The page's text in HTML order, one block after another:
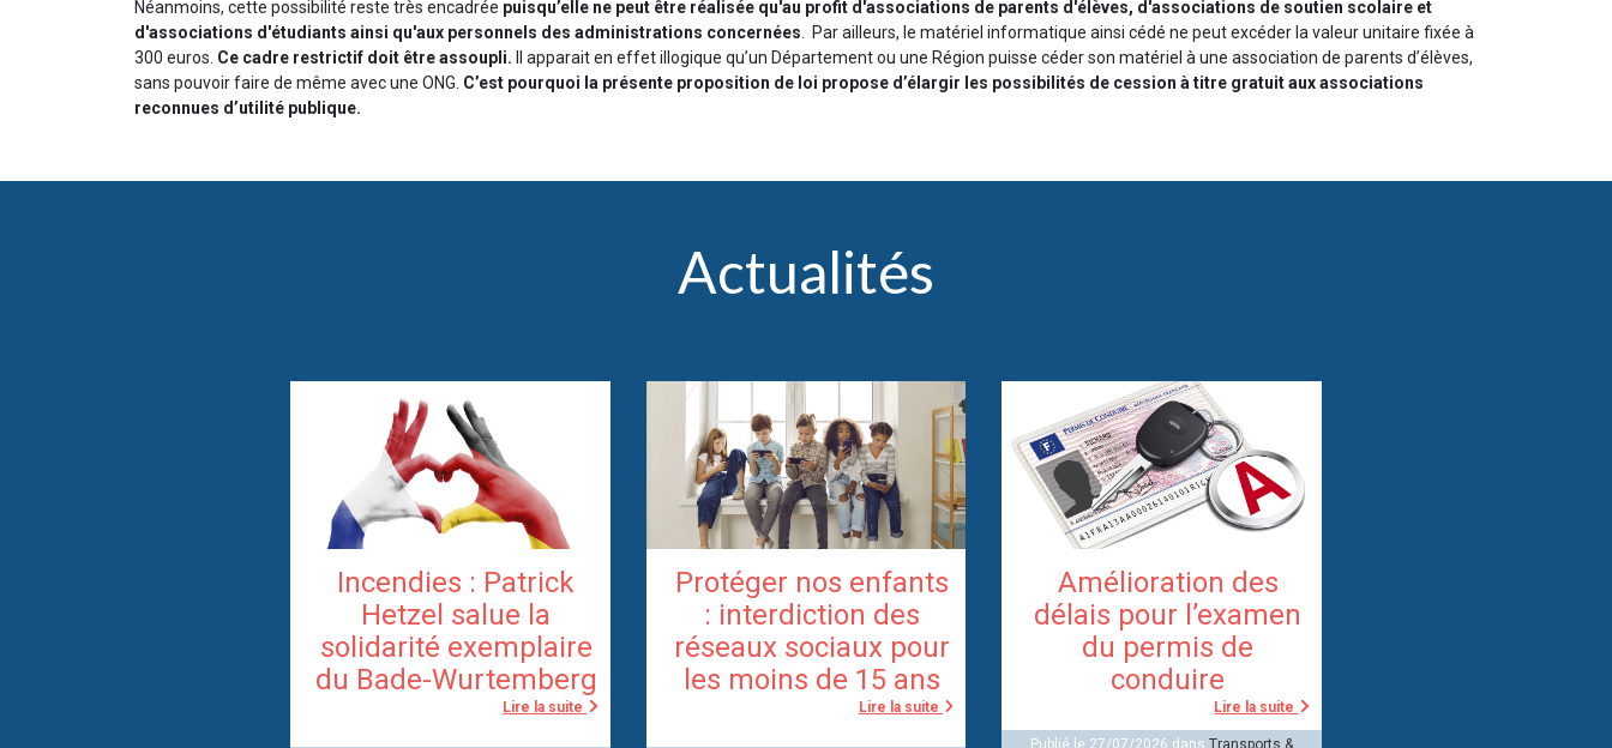
Néanmoins, cette possibilité reste très encadrée puisqu’elle ne peut être réalisée qu'au profit d'associations de parents d'élèves, d'associations de soutien scolaire et
d'associations d'étudiants ainsi qu'aux personnels des administrations concernées . Par ailleurs, le matériel informatique ainsi cédé ne peut excéder la valeur unitaire fixée à
300 euros. Ce cadre restrictif doit être assoupli.
Il apparait en effet illogique qu’un Département ou une Région puisse céder son matériel à une association de parents d’élèves,
sans pouvoir faire de même avec une ONG. C’est pourquoi la présente proposition de loi propose d’élargir les possibilités de cession à titre gratuit aux associations
reconnues d’utilité publique.
Actualités
Incendies : Patrick
Hetzel salue la
solidarité exemplaire
du Bade-Wurtemberg
Lire la suite
Protéger nos enfants
: interdiction des
réseaux sociaux pour
les moins de 15 ans
Lire la suite
Amélioration des
délais pour l’examen
du permis de
conduire
Lire la suite
Publié le 27/07/2026 dansTransports &